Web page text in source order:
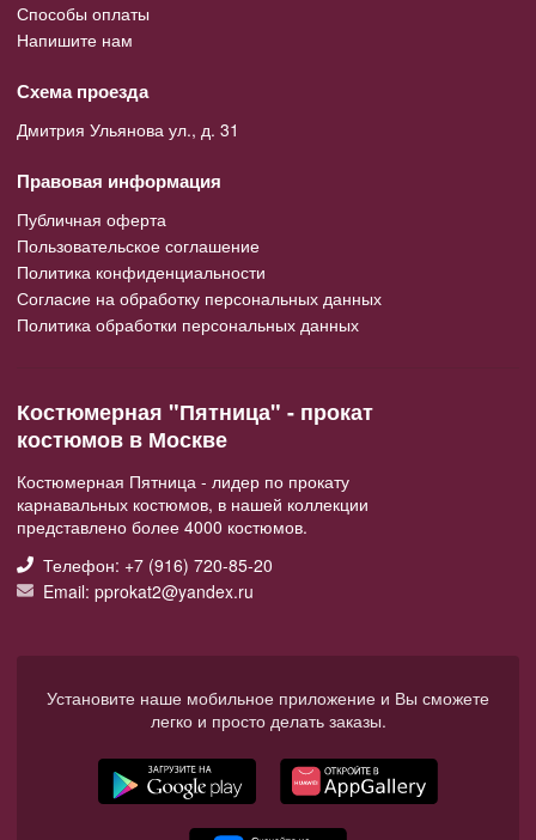
Способы оплаты
Напишите нам
Схема проезда
Дмитрия Ульянова ул., д. 31
Правовая информация
Публичная оферта
Пользовательское соглашение
Политика конфиденциальности
Согласие на обработку персональных данных
Политика обработки персональных данных
Костюмерная "Пятница" - прокат
костюмов в Москве
Костюмерная Пятница - лидер по прокату
карнавальных костюмов, в нашей коллекции
представлено более 4000 костюмов.
Телефон: +7 (916) 720-85-20
Email: pprokat2@yandex.ru
Установите наше мобильное приложение и Вы сможете
легко и просто делать заказы.